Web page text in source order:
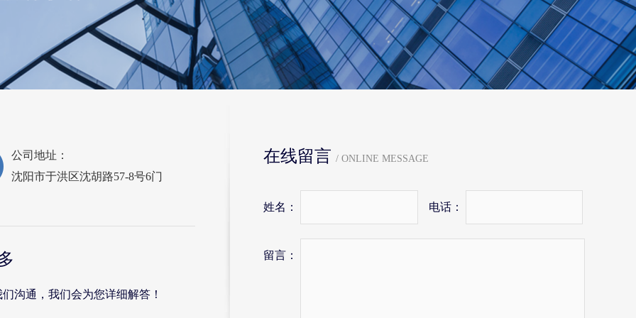
公司地址：
沈阳市于洪区沈胡路57-8号6门
沟通，我们会为您详细解答！
在线留言 / ONLINE MESSAGE
姓名： 电话：
留言：